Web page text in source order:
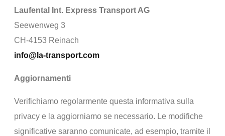
Laufental Int. Express Transport AG
Seewenweg 3
CH-4153 Reinach
info@la-transport.com
Aggiornamenti
Verifichiamo regolarmente questa informativa sulla
privacy e la aggiorniamo se necessario. Le modifiche
significative saranno comunicate, ad esempio, tramite il